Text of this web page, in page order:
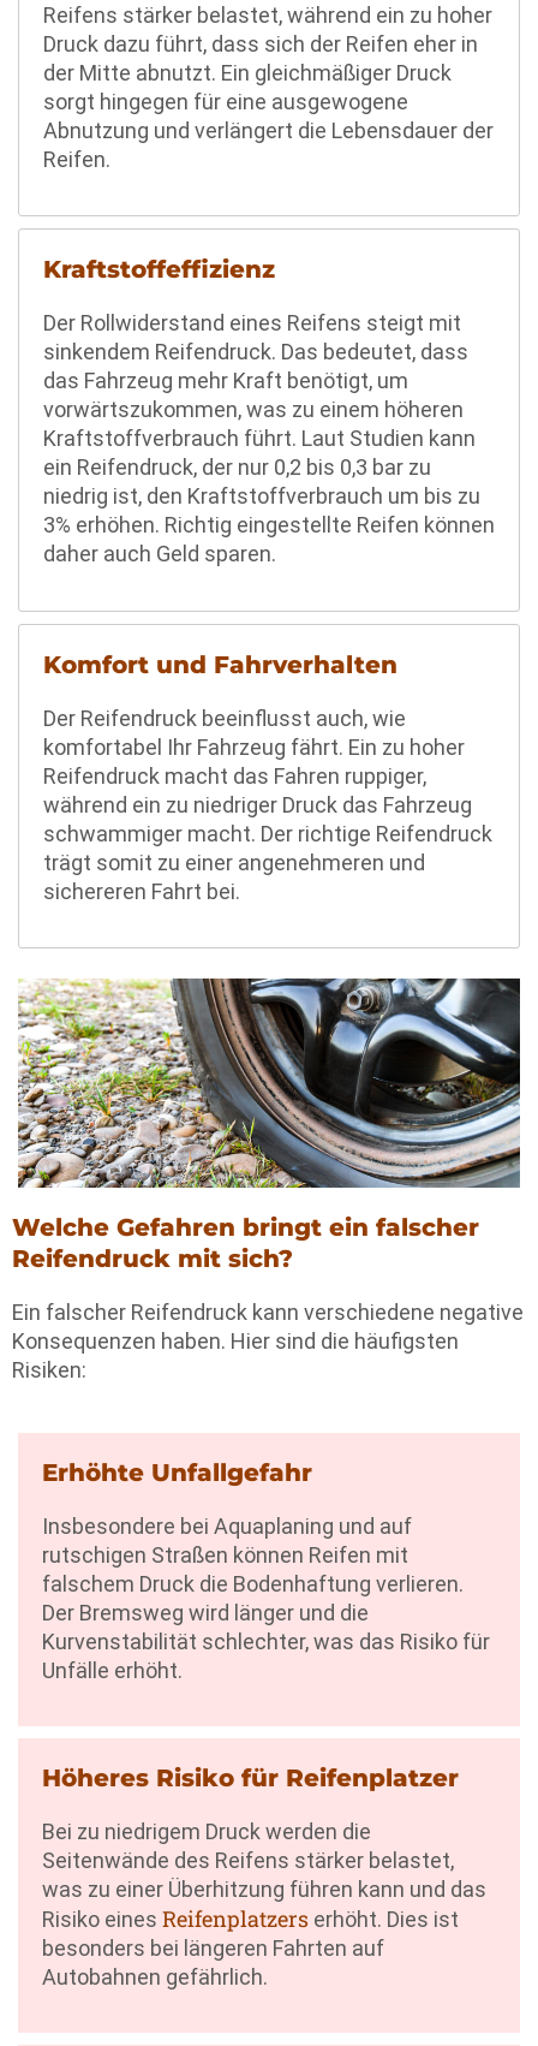
Reifens stärker belastet, während ein zu hoher
Druck dazu führt, dass sich der Reifen eher in
der Mitte abnutzt. Ein gleichmäßiger Druck
sorgt hingegen für eine ausgewogene
Abnutzung und verlängert die Lebensdauer der
Reifen.
Kraftstoffeffizienz
Der Rollwiderstand eines Reifens steigt mit
sinkendem Reifendruck. Das bedeutet, dass
das Fahrzeug mehr Kraft benötigt, um
vorwärtszukommen, was zu einem höheren
Kraftstoffverbrauch führt. Laut Studien kann
ein Reifendruck, der nur 0,2 bis 0,3 bar zu
niedrig ist, den Kraftstoffverbrauch um bis zu
3% erhöhen. Richtig eingestellte Reifen können
daher auch Geld sparen.
Komfort und Fahrverhalten
Der Reifendruck beeinflusst auch, wie
komfortabel Ihr Fahrzeug fährt. Ein zu hoher
Reifendruck macht das Fahren ruppiger,
während ein zu niedriger Druck das Fahrzeug
schwammiger macht. Der richtige Reifendruck
trägt somit zu einer angenehmeren und
sichereren Fahrt bei.
Welche Gefahren bringt ein falscher
Reifendruck mit sich?
Ein falscher Reifendruck kann verschiedene negative
Konsequenzen haben. Hier sind die häufigsten
Risiken:
Erhöhte Unfallgefahr
Insbesondere bei Aquaplaning und auf
rutschigen Straßen können Reifen mit
falschem Druck die Bodenhaftung verlieren.
Der Bremsweg wird länger und die
Kurvenstabilität schlechter, was das Risiko für
Unfälle erhöht.
Höheres Risiko für Reifenplatzer
Bei zu niedrigem Druck werden die
Seitenwände des Reifens stärker belastet,
was zu einer Überhitzung führen kann und das
Risiko eines Reifenplatzers erhöht. Dies ist
besonders bei längeren Fahrten auf
Autobahnen gefährlich.